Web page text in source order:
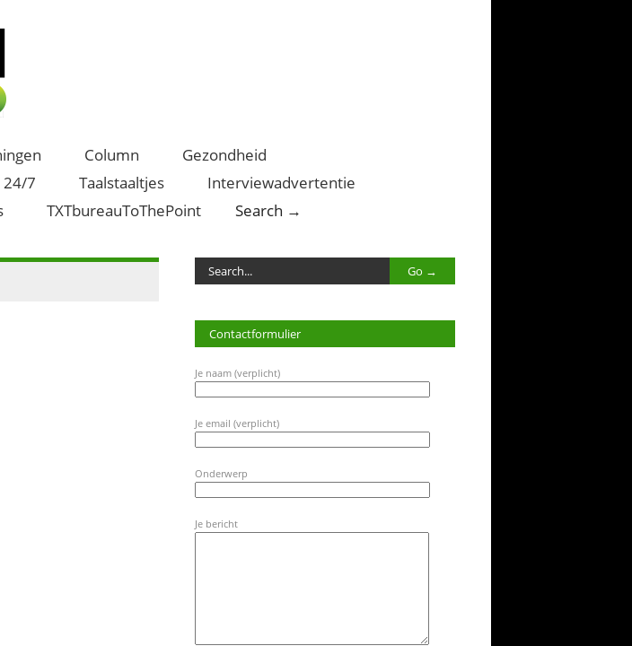
Column
Gezondheid
24/7 Taalstaaltjes
Interviewadvertentie
TXTbureauToThePoint Search →
Contactformulier
Je naam (verplicht)
Je email (verplicht)
Onderwerp
Je bericht